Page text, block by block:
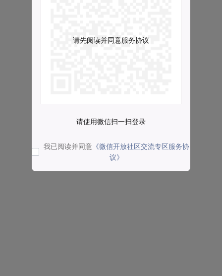
请先阅读并同意服务协议
请使用微信扫一扫登录
我已阅读并同意 《微信开放社区交流专区服务协
议》